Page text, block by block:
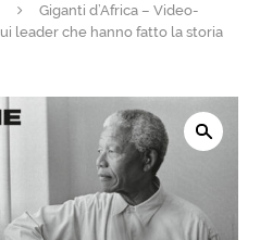
Giganti d’Africa – Video-
leader che hanno fatto la storia